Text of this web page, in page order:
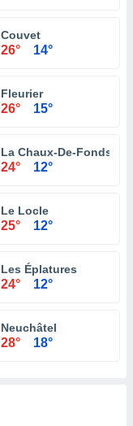
Couvet
26° 14°
Fleurier
26° 15°
La Chaux-De-Fonds
24° 12°
Le Locle
25° 12°
Les Éplatures
24° 12°
Neuchâtel
28° 18°